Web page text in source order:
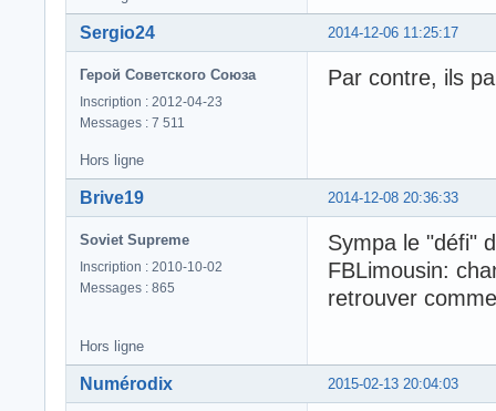
2014-12-06 11:25:17
Sergio24
Герой Советского Союза
Inscription : 2012-04-23
Messages : 7 511
Par contre, ils
Hors ligne
2014-12-08 20:36:33
Brive19
Soviet Supreme
Inscription : 2010-10-02
Messages : 865
Sympa le "défi"
FBLimousin:
retrouver
Hors ligne
2015-02-13 20:04:03
Numérodix